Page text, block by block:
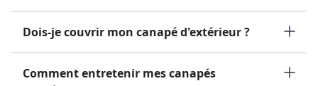
Dois-je couvrir mon canapé d'extérieur ?
Comment entretenir mes canapés